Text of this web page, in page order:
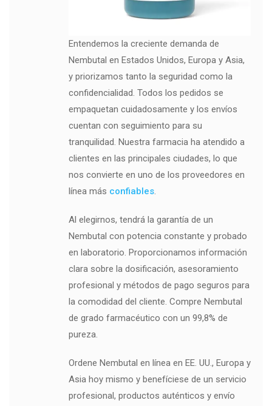
Entendemos la creciente demanda de
Nembutal en Estados Unidos, Europa y Asia,
y priorizamos tanto la seguridad como la
confidencialidad. Todos los pedidos se
empaquetan cuidadosamente y los envíos
cuentan con seguimiento para su
tranquilidad. Nuestra farmacia ha atendido a
clientes en las principales ciudades, lo que
nos convierte en uno de los proveedores en
línea más confiables.
Al elegirnos, tendrá la garantía de un
Nembutal con potencia constante y probado
en laboratorio. Proporcionamos información
clara sobre la dosificación, asesoramiento
profesional y métodos de pago seguros para
la comodidad del cliente. Compre Nembutal
de grado farmacéutico con un 99,8% de
pureza.
Ordene Nembutal en línea en EE. UU., Europa y
Asia hoy mismo y benefíciese de un servicio
profesional, productos auténticos y envío